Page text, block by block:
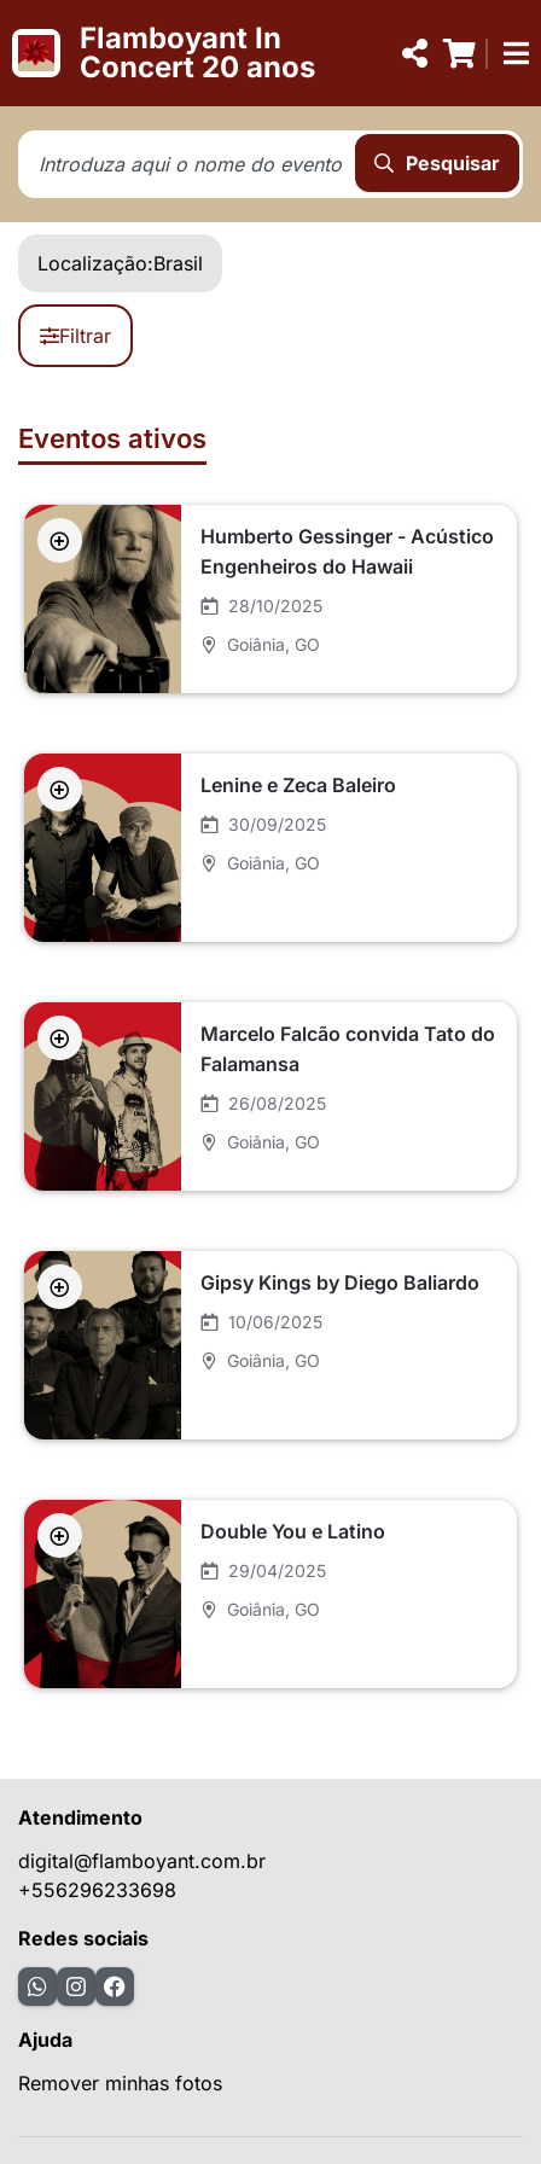
Flamboyant In
Concert 20 anos
Pesquisar
Localização:Brasil
Filtrar
Eventos ativos
Humberto Gessinger - Acústico
Engenheiros do Hawaii
28/10/2025
Goiânia , GO
Lenine e Zeca Baleiro
30/09/2025
Goiânia , GO
Marcelo Falcão convida Tato do
Falamansa
26/08/2025
Goiânia , GO
Gipsy Kings by Diego Baliardo
10/06/2025
Goiânia , GO
Double You e Latino
29/04/2025
Goiânia , GO
Atendimento
digital@flamboyant.com.br
+556296233698
Redes sociais
Ajuda
Remover minhas fotos